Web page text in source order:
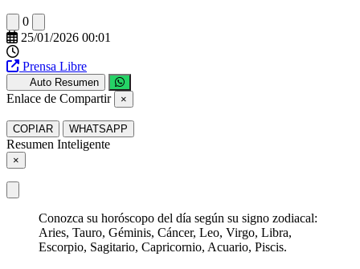
0
25/01/2026 00:01
Prensa Libre
Auto Resumen
Enlace de Compartir ×
COPIAR WHATSAPP
Resumen Inteligente
×
Conozca su horóscopo del día según su signo zodiacal:
Aries, Tauro, Géminis, Cáncer, Leo, Virgo, Libra,
Escorpio, Sagitario, Capricornio, Acuario, Piscis.